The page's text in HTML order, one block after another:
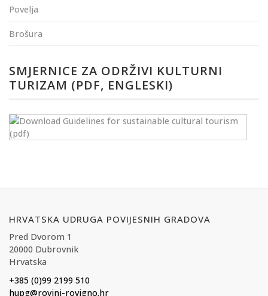
Povelja
Brošura
SMJERNICE ZA ODRŽIVI KULTURNI
TURIZAM (PDF, ENGLESKI)
HRVATSKA UDRUGA POVIJESNIH GRADOVA
Pred Dvorom 1
20000 Dubrovnik
Hrvatska
+385 (0)99 2199 510
hupg@rovinj-rovigno.hr